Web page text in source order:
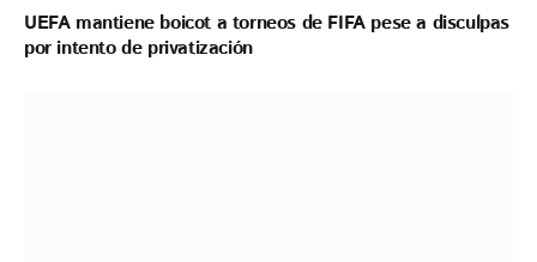
UEFA mantiene boicot a torneos de FIFA pese a disculpas
por intento de privatización